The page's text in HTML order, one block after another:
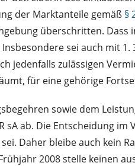
der Marktanteile gemäß §
überschritten.
sei auch mit
jedenfalls zulässigen
für eine gehörige
sowie dem
sA ab. Die Entscheidung
Daher bleibe auch kein
2008 stelle keinen